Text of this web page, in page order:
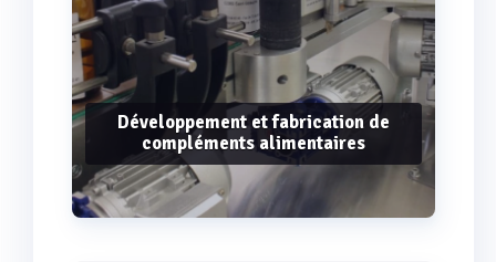
Développement et fabrication de
compléments alimentaires